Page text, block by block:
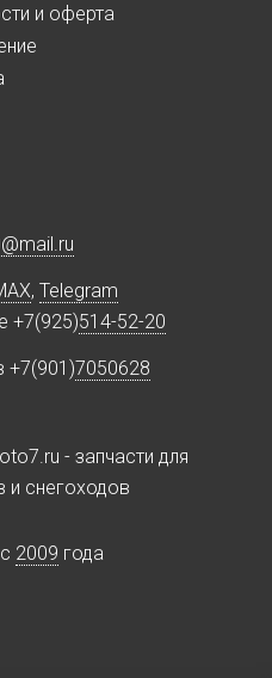
и оферта
@mail.ru
, Telegram
+7(925)514-52-20
+7(901)7050628
- запчасти для
и снегоходов
2009 года